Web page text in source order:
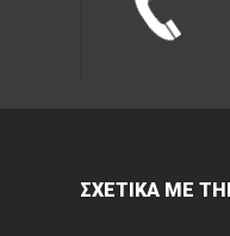
ΣΧΕΤΙΚΑ ΜΕ